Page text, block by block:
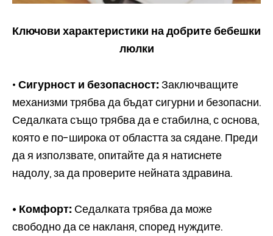
Ключови характеристики на добрите бебешки
люлки
• Сигурност и безопасност:Заключващите
механизми трябва да бъдат сигурни и безопасни.
Седалката също трябва да е стабилна, с основа,
която е по-широка от областта за сядане. Преди
да я използвате, опитайте да я натиснете
надолу, за да проверите нейната здравина.
• Комфорт: Седалката трябва да може
свободно да се накланя, според нуждите.